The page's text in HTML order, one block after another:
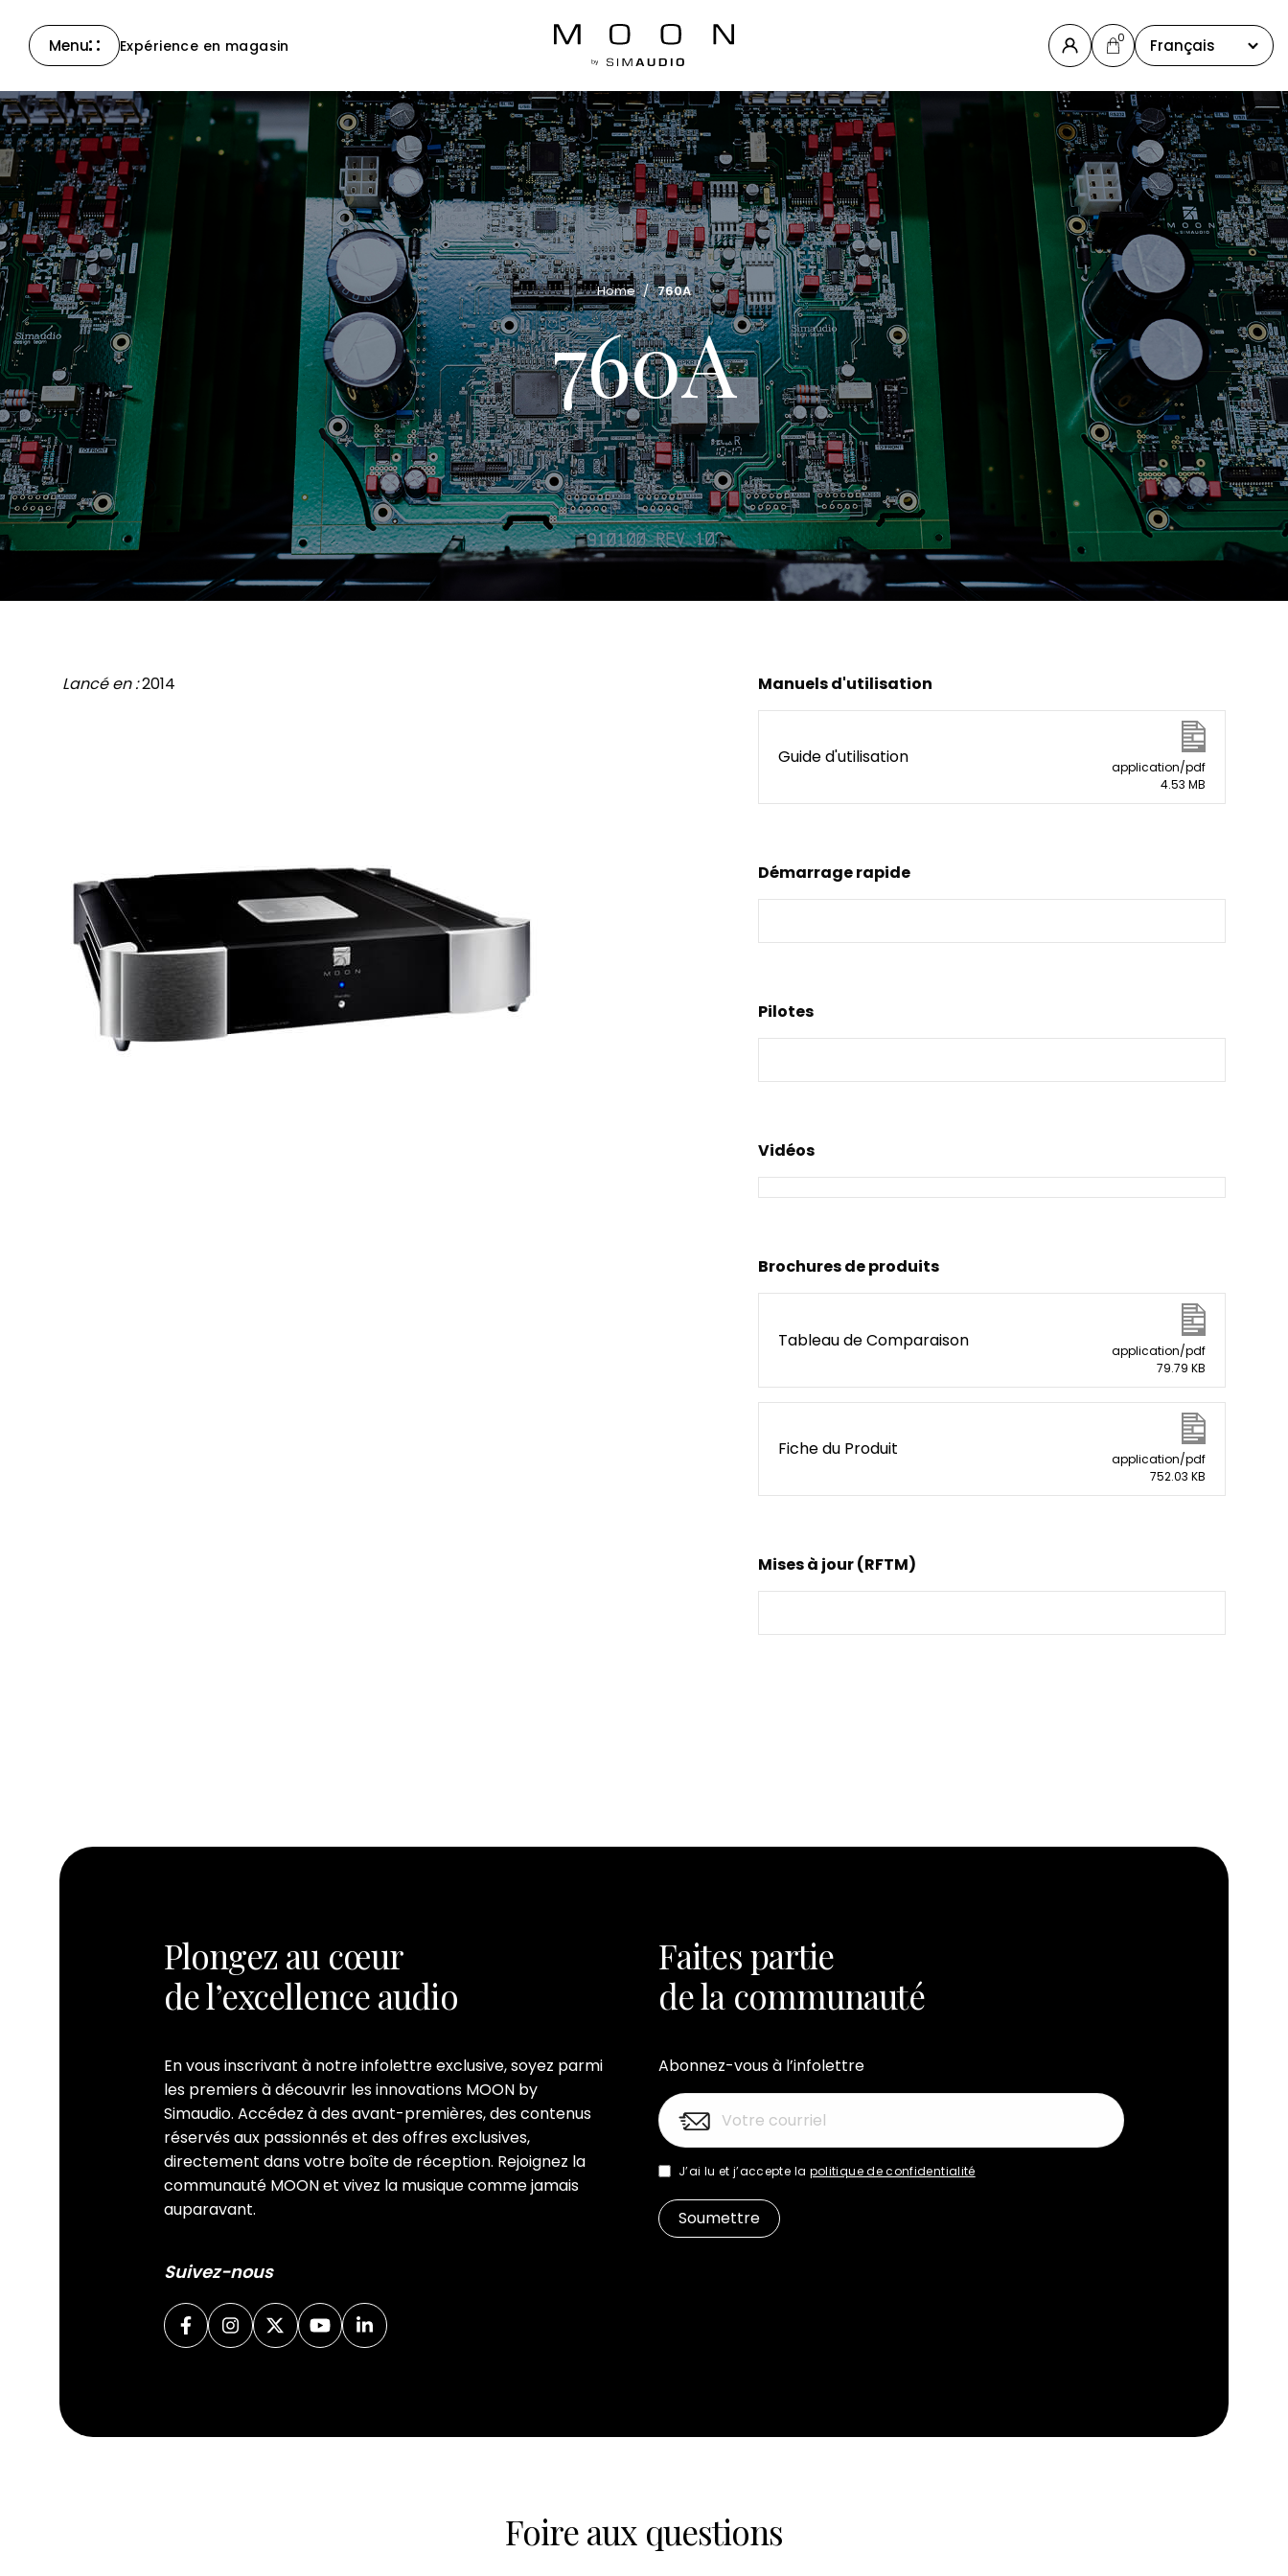
Menu Expérience en magasin 0 Français
Home / 760A
760A
Lancé en :2014 Manuels d'utilisation
Guide d'utilisation
application/pdf
4.53 MB
Démarrage rapide
Pilotes
Vidéos
Brochures de produits
Tableau de Comparaison
application/pdf
79.79 KB
Fiche du Produit
application/pdf
752.03 KB
Mises à jour (RFTM)
Plongez au cœur
de l’excellence audio
En vous inscrivant à notre infolettre exclusive, soyez parmi
les premiers à découvrir les innovations MOON by
Simaudio. Accédez à des avant-premières, des contenus
réservés aux passionnés et des offres exclusives,
directement dans votre boîte de réception. Rejoignez la
communauté MOON et vivez la musique comme jamais
auparavant.
Suivez-nous
Faites partie
de la communauté
Abonnez-vous à l’infolettre
J’ai lu et j’accepte la politique de confidentialité
Foire aux questions
Fermer
La Collection
Compass
La Collection North
Nouveaux produits
Tous les produits
Accessoires & autres
Assistance Nous joindre
Nouvelles
Carrières
Trouver
une boutique